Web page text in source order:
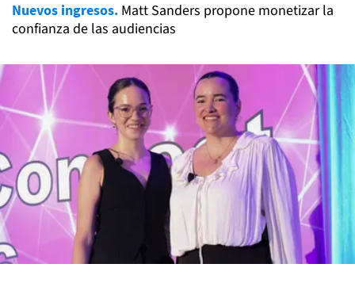
Nuevos ingresos. Matt Sanders propone monetizar la
confianza de las audiencias